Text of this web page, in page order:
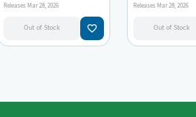
Releases Mar 28, 2026
Out of Stock favorite_border
Releases Mar 28, 2026
Out of Stock